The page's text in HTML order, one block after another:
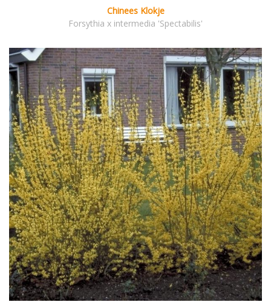
Chinees Klokje
Forsythia x intermedia 'Spectabilis'